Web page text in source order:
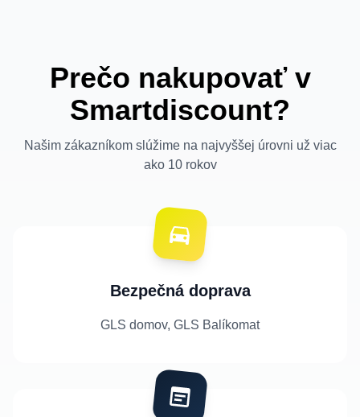
Prečo nakupovať v
Smartdiscount?
Našim zákazníkom slúžime na najvyššej úrovni už viac
ako 10 rokov
Bezpečná doprava
GLS domov, GLS Balíkomat